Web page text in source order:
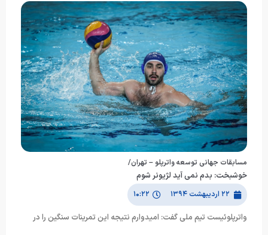
مسابقات جهانی توسعه واترپلو – تهران/
خوشبخت: بدم نمی آید لژیونر شوم
۲۲ اردیبهشت ۱۳۹۴ ۱۰:۲۲
واترپلوئیست تیم ملی گفت: امیدوارم نتیجه این تمرینات سنگین را در